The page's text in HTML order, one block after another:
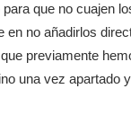
para que no cuajen
en no añadirlos
previamente
una vez apartado